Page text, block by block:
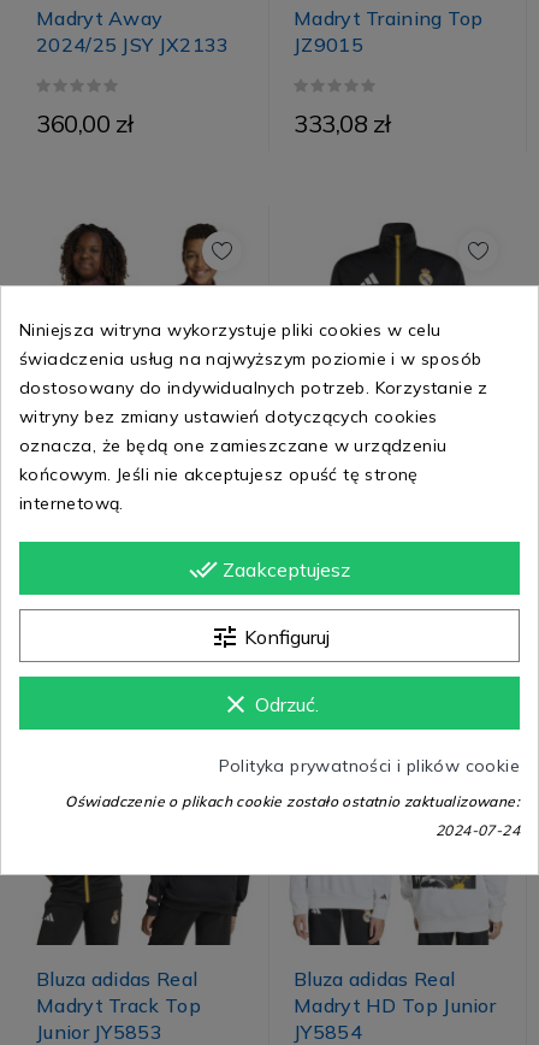
Madryt Away
2024/25 JSY JX2133
360,00 zł
Madryt Training Top
JZ9015
333,08 zł
Bluza adidas Real
Madryt Training Top
Junior KA1688
281,84 zł
Bluza adidas Real
KB4394
302,80 zł
Bluza adidas Real
Madryt Track Top
Junior JY5853
Bluza adidas Real
Madryt HD Top Junior
JY5854
Niniejsza witryna wykorzystuje pliki cookies w celu
świadczenia usług na najwyższym poziomie i w sposób
dostosowany do indywidualnych potrzeb. Korzystanie z
witryny bez zmiany ustawień dotyczących cookies
oznacza, że będą one zamieszczane w urządzeniu
końcowym. Jeśli nie akceptujesz opuść tę stronę
internetową.
done_all Zaakceptujesz
tune Konfiguruj
clear Odrzuć.
Polityka prywatności i plików cookie
Oświadczenie o plikach cookie zostało ostatnio zaktualizowane:
2024-07-24